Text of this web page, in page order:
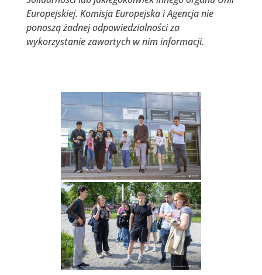
Europejskiej. Komisja Europejska i Agencja nie
ponoszą żadnej odpowiedzialności za
wykorzystanie zawartych w nim informacji.